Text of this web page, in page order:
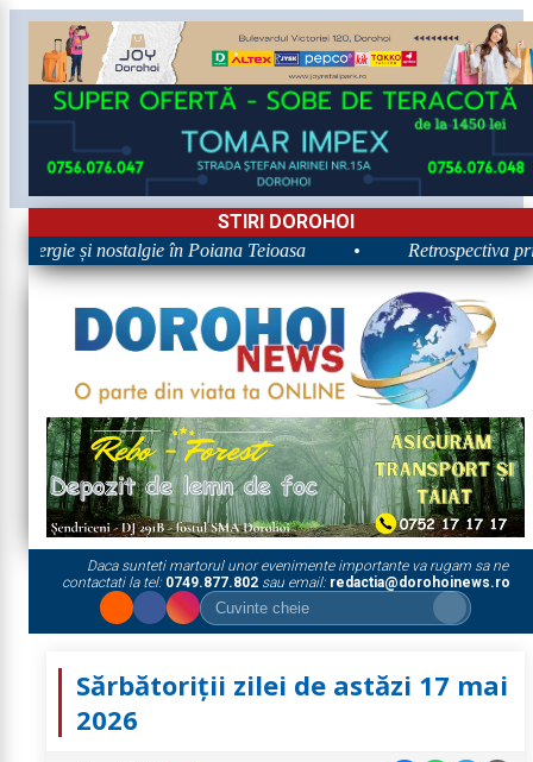
STIRI DOROHOI
și nostalgie în Poiana Teioasa Retrospectiva
Daca sunteti martorul unor evenimente importante va rugam sa ne
contactati la tel: 0749.877.802sau email: redactia@dorohoinews.ro
Sărbătoriții zilei de astăzi 17 mai
2026